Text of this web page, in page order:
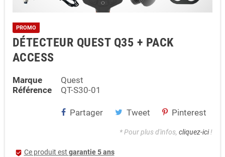
PROMO
DÉTECTEUR QUEST Q35 + PACK
ACCESS
Marque
Quest
Référence
QT-S30-01
Partager Tweet Pinterest
* Pour plus d'infos, cliquez-ici!
beenhere Ce produit est garantie 5 ans